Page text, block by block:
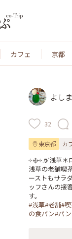
カフェ 京都
よし
32
東京都 カ
༓࿇༓.𖠚ᐝ浅草＊
浅草の老舗喫
ーストもサラ
ッフさんの接
#浅草#老舗#
の食パン#パン